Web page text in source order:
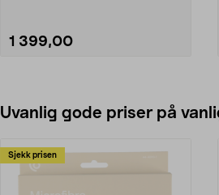
1 399,00
Uvanlig gode priser på
Sjekk prisen